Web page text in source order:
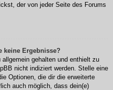
der von jeder Seite des Forums
keine Ergebnisse?
gehalten und enthielt zu
nicht indiziert werden. Stelle eine
Optionen, die dir die erweiterte
auch möglich, dass dein(e)